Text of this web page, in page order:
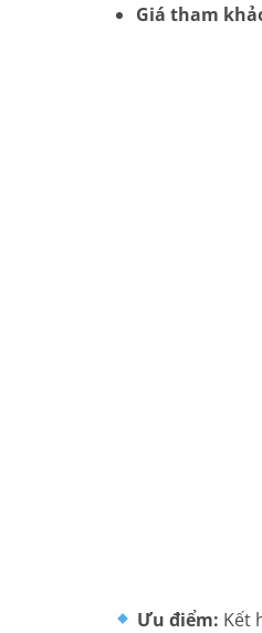
Giá tham
Ưu điểm: Kết